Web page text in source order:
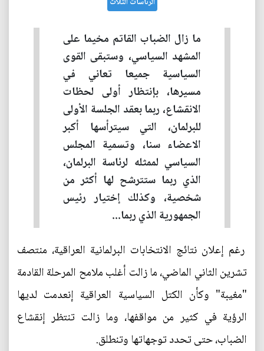
ما زال الضباب القاتم مخيما على
المشهد السياسي، وستبقى القوى
السياسية جميعا تعاني في
مسيرها، بإنتظار أولى لحظات
الانقشاع، ربما بعقد الجلسة الأولى
للبرلمان، التي سيترأسها أكبر
الاعضاء سنا، وتسمية المجلس
السياسي لممثله لرئاسة البرلمان،
الذي ربما ستترشح لها أكثر من
شخصية، وكذلك إختيار رئيس
الجمهورية الذي ربما...
رغم إعلان نتائج الانتخابات البرلمانية العراقية، منتصف
تشرين الثاني الماضي، ما زالت أغلب ملامح المرحلة القادمة
"مغيبة" وكأن الكتل السياسية العراقية إنعدمت لديها
الرؤية في كثير من مواقفها، وما زالت تنتظر إنقشاع
الضباب، حتى تحدد توجهاتها وتنطلق.